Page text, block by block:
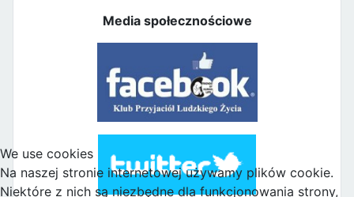
Media społecznościowe
We use cookies
Na naszej stronie internetowej używamy plików cookie.
Niektóre z nich są niezbędne dla funkcjonowania strony,